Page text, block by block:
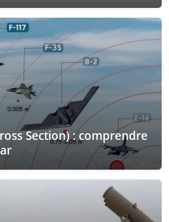
Section) : comprendre